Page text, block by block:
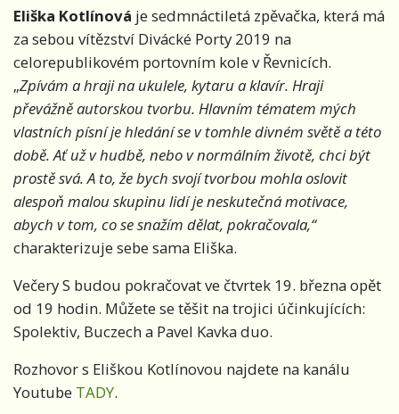
Eliška Kotlínová je sedmnáctiletá zpěvačka, která má
za sebou vítězství Divácké Porty 2019 na
celorepublikovém portovním kole v Řevnicích.
„Zpívám a hraji na ukulele, kytaru a klavír. Hraji
převážně autorskou tvorbu. Hlavním tématem mých
vlastních písní je hledání se v tomhle divném světě a této
době. Ať už v hudbě, nebo v normálním životě, chci být
prostě svá. A to, že bych svojí tvorbou mohla oslovit
alespoň malou skupinu lidí je neskutečná motivace,
abych v tom, co se snažím dělat, pokračovala,“
charakterizuje sebe sama Eliška.
Večery S budou pokračovat ve čtvrtek 19. března opět
od 19 hodin. Můžete se těšit na trojici účinkujících:
Spolektiv, Buczech a Pavel Kavka duo.
Rozhovor s Eliškou Kotlínovou najdete na kanálu
Youtube TADY.